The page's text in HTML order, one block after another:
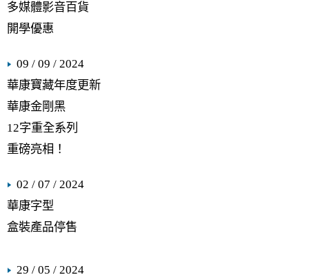
多媒體影音百貨
開學優惠
09 / 09 / 2024
華康寶藏年度更新
華康金剛黑
12字重全系列
重磅亮相！
02 / 07 / 2024
華康字型
盒裝產品停售
29 / 05 / 2024